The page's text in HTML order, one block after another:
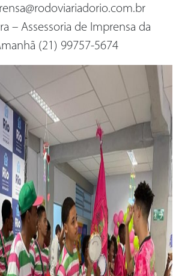
– Assessoria de Imprensa da
(21) 99757-5674